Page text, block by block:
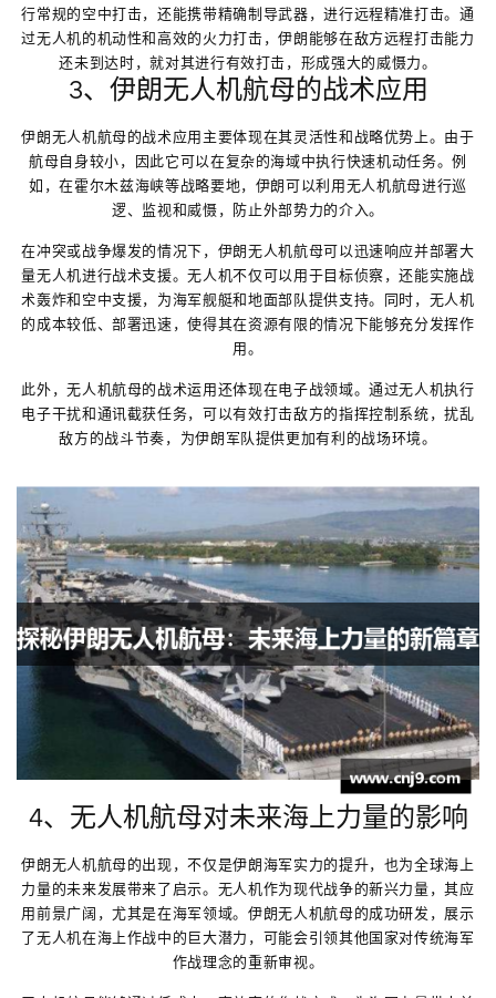
行常规的空中打击，还能携带精确制导武器，进行远程精准打击。通
过无人机的机动性和高效的火力打击，伊朗能够在敌方远程打击能力
还未到达时，就对其进行有效打击，形成强大的威慑力。
3、伊朗无人机航母的战术应用
伊朗无人机航母的战术应用主要体现在其灵活性和战略优势上。由于
航母自身较小，因此它可以在复杂的海域中执行快速机动任务。例
如，在霍尔木兹海峡等战略要地，伊朗可以利用无人机航母进行巡
逻、监视和威慑，防止外部势力的介入。
在冲突或战争爆发的情况下，伊朗无人机航母可以迅速响应并部署大
量无人机进行战术支援。无人机不仅可以用于目标侦察，还能实施战
术轰炸和空中支援，为海军舰艇和地面部队提供支持。同时，无人机
的成本较低、部署迅速，使得其在资源有限的情况下能够充分发挥作
用。
此外，无人机航母的战术运用还体现在电子战领域。通过无人机执行
电子干扰和通讯截获任务，可以有效打击敌方的指挥控制系统，扰乱
敌方的战斗节奏，为伊朗军队提供更加有利的战场环境。
4、无人机航母对未来海上力量的影响
伊朗无人机航母的出现，不仅是伊朗海军实力的提升，也为全球海上
力量的未来发展带来了启示。无人机作为现代战争的新兴力量，其应
用前景广阔，尤其是在海军领域。伊朗无人机航母的成功研发，展示
了无人机在海上作战中的巨大潜力，可能会引领其他国家对传统海军
作战理念的重新审视。